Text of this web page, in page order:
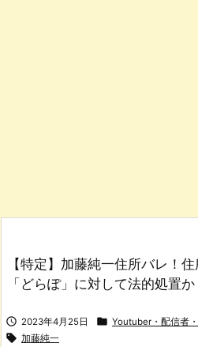
【特定】加藤純一住所バレ！
「どらぽ」に対して法的処置か
 2023年4月25日  Youtuber・配信者
 加藤純一